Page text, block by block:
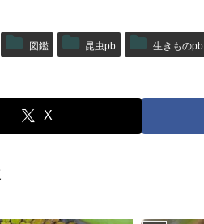
図鑑 昆虫pb 生きものpb
X